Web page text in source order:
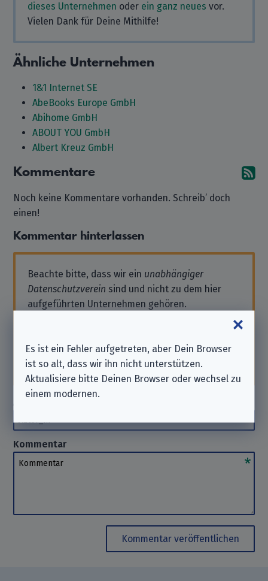
dieses Unternehmen oder ein ganz neues vor.
Vielen Dank für Deine Mithilfe!
Ähnliche Unternehmen
1&1 Internet SE
AbeBooks Europe GmbH
Abihome GmbH
ABOUT YOU GmbH
Albert Kreuz GmbH
Kommentare
Noch keine Kommentare vorhanden. Schreib’ doch
einen!
Kommentar hinterlassen
Beachte bitte, dass wir ein unabhängiger
Datenschutzverein sind und nicht zu dem hier
aufgeführten Unternehmen gehören.
an das Unternehmen. Wir können Dir hierbei
nicht helfen. Danke für Dein Verständnis.
Kommentar
Kommentar
Kommentar veröffentlichen
Es ist ein Fehler aufgetreten, aber Dein Browser
ist so alt, dass wir ihn nicht unterstützen.
Aktualisiere bitte Deinen Browser oder wechsel zu
einem modernen.